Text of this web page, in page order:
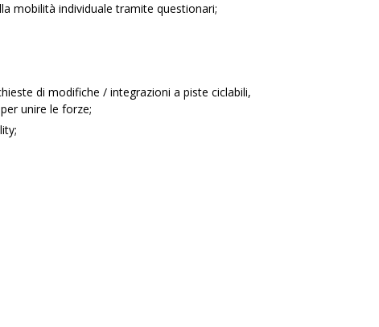
mobilità individuale tramite questionari;
di modifiche / integrazioni a piste ciclabili,
unire le forze;